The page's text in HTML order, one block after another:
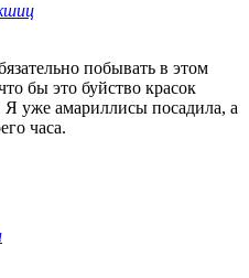
побывать в этом
бы это буйство красок
Я уже амариллисы посадила, а
часа.